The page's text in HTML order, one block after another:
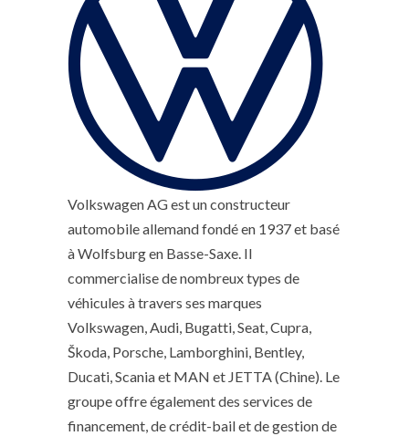
Volkswagen AG est un constructeur
automobile allemand fondé en 1937 et basé
à Wolfsburg en Basse-Saxe. Il
commercialise de nombreux types de
véhicules à travers ses marques
Volkswagen, Audi, Bugatti, Seat, Cupra,
Škoda, Porsche, Lamborghini, Bentley,
Ducati, Scania et MAN et JETTA (Chine). Le
groupe offre également des services de
financement, de crédit-bail et de gestion de